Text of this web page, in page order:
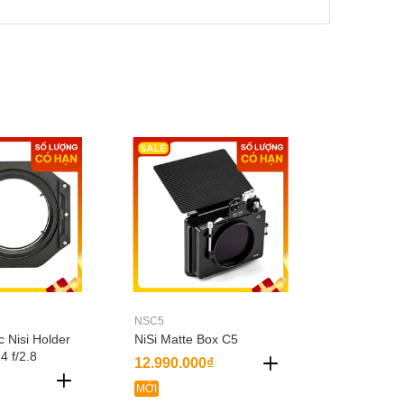
Nisi Holder
f/2.8
NSC5
NiSi Matte Box C5
12.990.000₫
MỚI